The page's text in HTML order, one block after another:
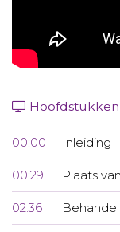
Hoofdstukken
00:00 Inleiding
00:29 Plaats
02:36